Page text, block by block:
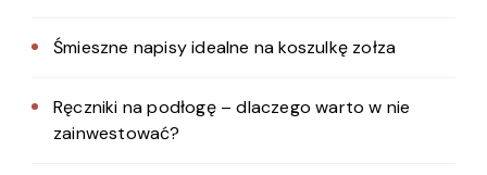
Śmieszne napisy idealne na koszulkę zołza
Ręczniki na podłogę – dlaczego warto w nie
zainwestować?